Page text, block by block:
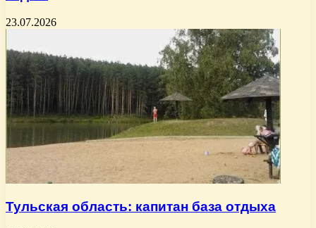
23.07.2026
Тульская область: капитан база отдыха